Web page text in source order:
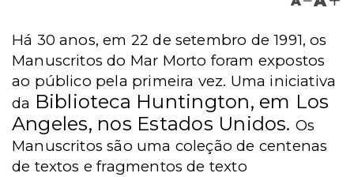
Há 30 anos, em 22 de setembro de 1991,os
Manuscritos do Mar Morto foram expostos
ao público pela primeira vez. Uma iniciativa
da Biblioteca Huntington, em Los
Angeles, nos Estados Unidos. Os
Manuscritossão uma coleção de centenas
de textos e fragmentos de texto